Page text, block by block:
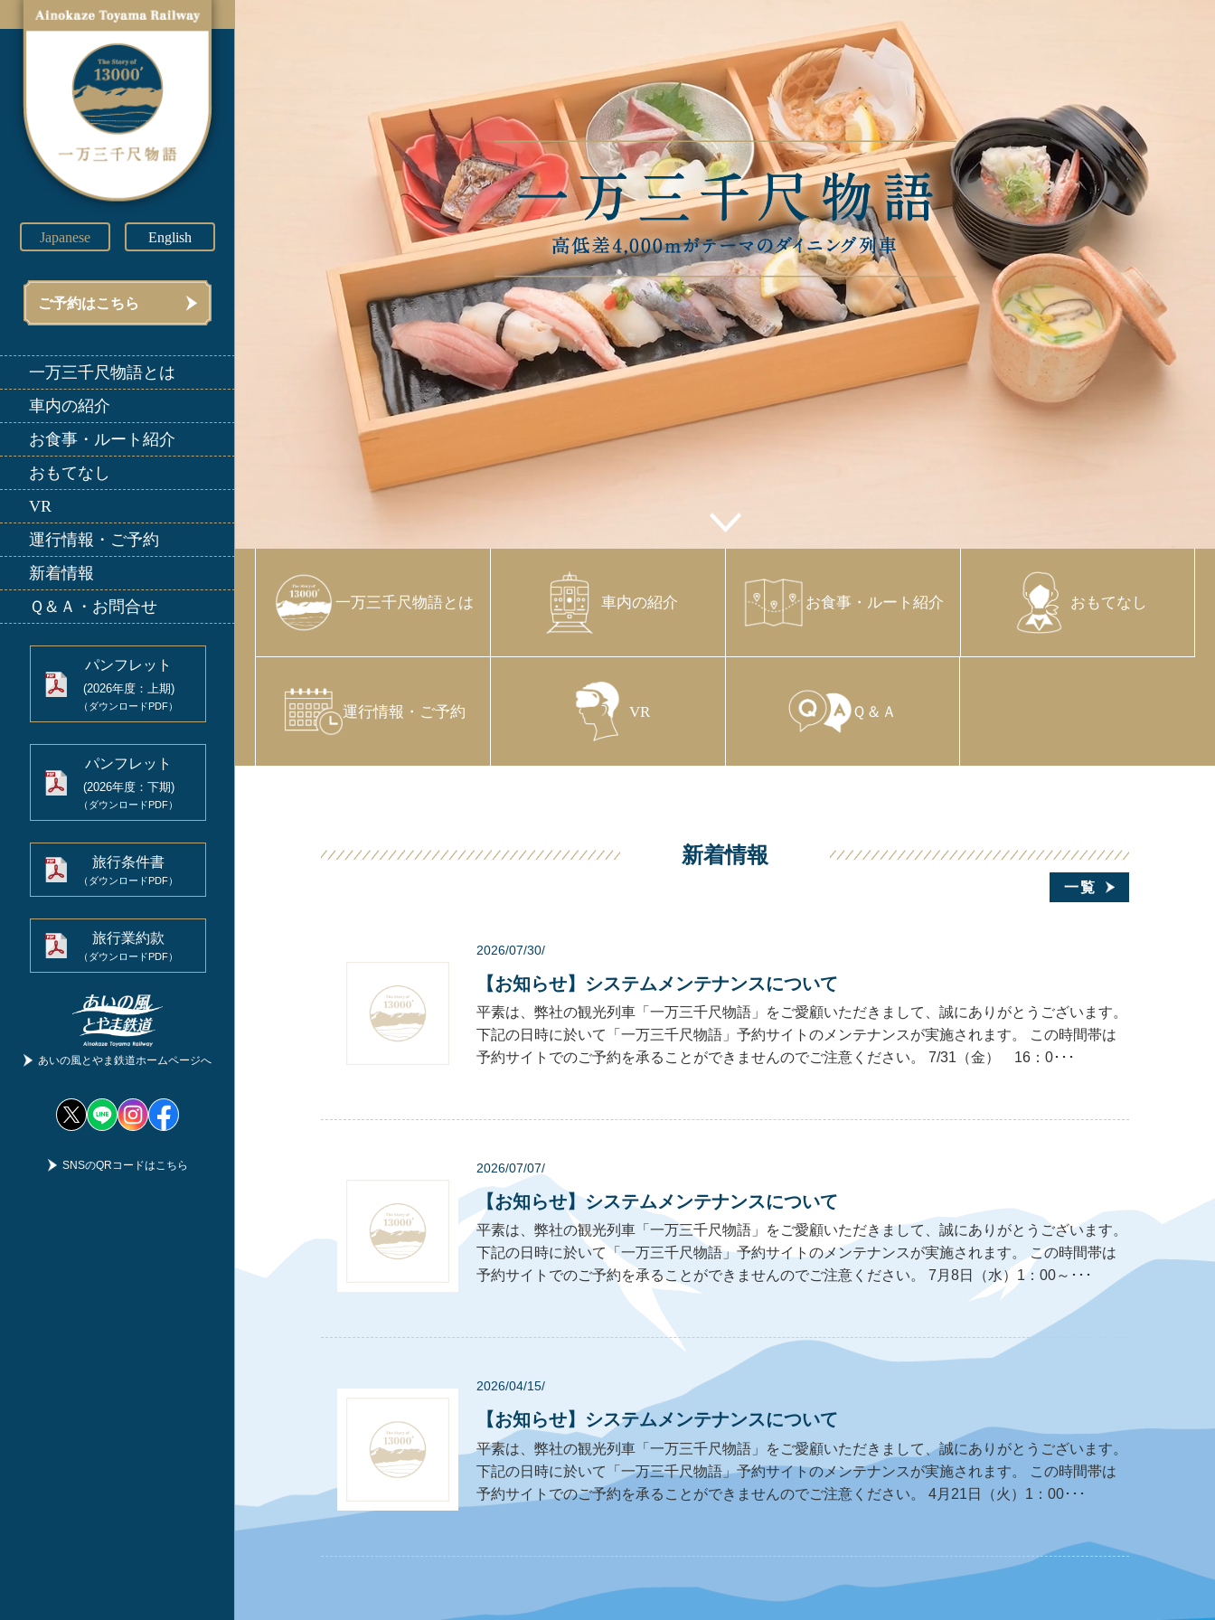
Japanese English
ご予約はこちら
一万三千尺物語とは
車内の紹介
お食事・ルート紹介
おもてなし
VR
運⾏情報・ご予約
新着情報
Ｑ＆Ａ・お問合せ
パンフレット
(2026年度：上期)
（ダウンロードPDF）
パンフレット
(2026年度：下期)
（ダウンロードPDF）
旅行条件書
（ダウンロードPDF）
旅行業約款
（ダウンロードPDF）
あいの⾵とやま鉄道ホームページへ
SNSのQRコードはこちら
一万三千尺物語とは 車内の紹介 お食事・ルート紹介 おもてなし
運⾏情報・ご予約 VR Ｑ＆Ａ
新着情報
一覧
2026/07/30/
【お知らせ】システムメンテナンスについて
平素は、弊社の観光列車「一万三千尺物語」をご愛顧いただきまして、誠にありがとうございます。
下記の日時に於いて「一万三千尺物語」予約サイトのメンテナンスが実施されます。 この時間帯は
予約サイトでのご予約を承ることができませんのでご注意ください。 7/31（金） 16：0･･･
2026/07/07/
【お知らせ】システムメンテナンスについて
平素は、弊社の観光列車「一万三千尺物語」をご愛顧いただきまして、誠にありがとうございます。
下記の日時に於いて「一万三千尺物語」予約サイトのメンテナンスが実施されます。 この時間帯は
予約サイトでのご予約を承ることができませんのでご注意ください。 7月8日（水）1：00～･･･
2026/04/15/
【お知らせ】システムメンテナンスについて
平素は、弊社の観光列車「一万三千尺物語」をご愛顧いただきまして、誠にありがとうございます。
下記の日時に於いて「一万三千尺物語」予約サイトのメンテナンスが実施されます。 この時間帯は
予約サイトでのご予約を承ることができませんのでご注意ください。 4月21日（火）1：00･･･